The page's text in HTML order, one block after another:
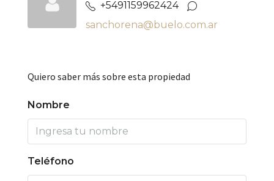
+5491159962424
sanchorena@buelo.com.ar
Quiero saber más sobre esta propiedad
Nombre
Teléfono